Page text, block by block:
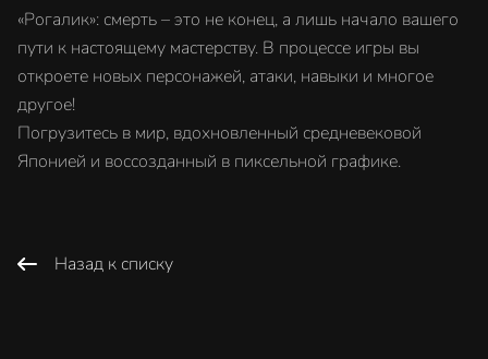
«Рогалик»: смерть – это не конец, а лишь начало вашего
пути к настоящему мастерству. В процессе игры вы
откроете новых персонажей, атаки, навыки и многое
другое!
Погрузитесь в мир, вдохновленный средневековой
Японией и воссозданный в пиксельной графике.
Назад к списку